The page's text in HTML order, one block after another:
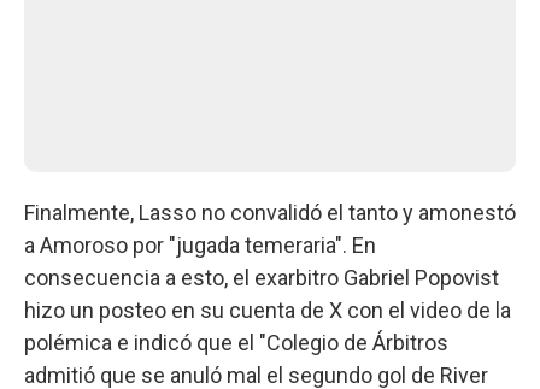
Finalmente, Lasso no convalidó el tanto y amonestó
a Amoroso por "jugada temeraria". En
consecuencia a esto, el exarbitro Gabriel Popovist
hizo un posteo en su cuenta de X con el video de la
polémica e indicó que el "Colegio de Árbitros
admitió que se anuló mal el segundo gol de River